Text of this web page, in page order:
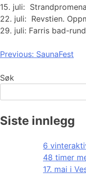
15. juli:
22. juli: Revstien.
29. juli: Farris bad-
Previous: SaunaFest
Søk
Siste innlegg
6
48 timer
17. mai i